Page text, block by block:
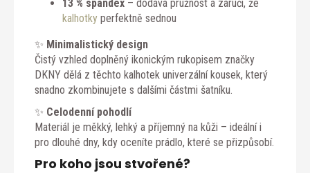
13 % spandex – dodává pružnost a zaručí, že
kalhotky perfektně sednou
✨ Minimalistický design
Čistý vzhled doplněný ikonickým rukopisem značky
DKNY dělá z těchto kalhotek univerzální kousek, který
snadno zkombinujete s dalšími částmi šatníku.
✨ Celodenní pohodlí
Materiál je měkký, lehký a příjemný na kůži – ideální i
pro dlouhé dny, kdy oceníte prádlo, které se přizpůsobí.
Pro koho jsou stvořené?